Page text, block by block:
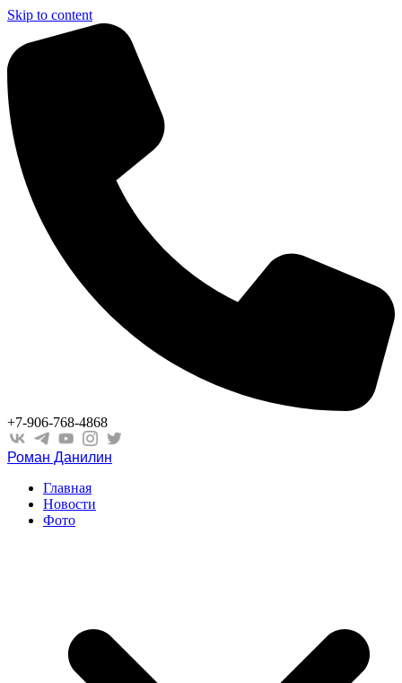
Skip to content
+7-906-768-4868
Роман Данилин
Главная
Новости
Фото